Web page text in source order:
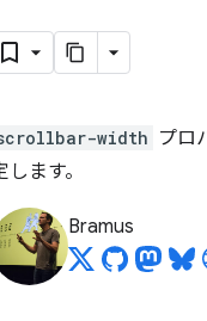
width プロ
します。
Bramus